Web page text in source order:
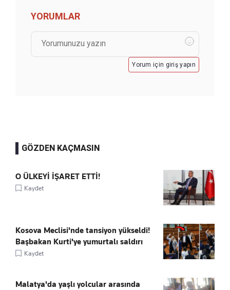
YORUMLAR
Yorum için giriş yapın
GÖZDEN KAÇMASIN
O ÜLKEYİ İŞARET ETTİ!
Kaydet
Kosova Meclisi'nde tansiyon yükseldi!
Başbakan Kurti'ye yumurtalı saldırı
Kaydet
Malatya'da yaşlı yolcular arasında